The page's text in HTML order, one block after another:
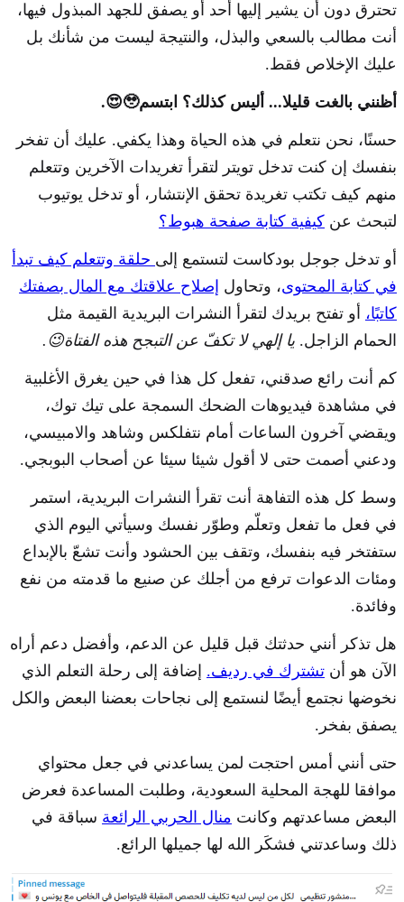
تحترق دون أن يشير إليها أحد أو يصفق للجهد المبذول فيها،
أنت مطالب بالسعي والبذل، والنتيجة ليست من شأنك بل
عليك الإخلاص فقط.
أظنني بالغت قليلا... أليس كذلك؟ ابتسم🥹😍.
حسنًا، نحن نتعلم في هذه الحياة وهذا يكفي. عليك أن تفخر
بنفسك إن كنت تدخل تويتر لتقرأ تغريدات الآخرين وتتعلم
منهم كيف تكتب تغريدة تحقق الإنتشار، أو تدخل يوتيوب
لتبحث عن كيفية كتابة صفحة هبوط؟
أو تدخل جوجل بودكاست لتستمع إلى حلقة وتتعلم كيف تبدأ
في كتابة المحتوى، وتحاول إصلاح علاقتك مع المال بصفتك
كاتبًا، أو تفتح بريدك لتقرأ النشرات البريدية القيمة مثل
الحمام الزاجل. يا إلهي لا تكفّ عن التبجح هذه الفتاة😉.
كم أنت رائع صدقني، تفعل كل هذا في حين يغرق الأغلبية
في مشاهدة فيديوهات الضحك السمجة على تيك توك،
ويقضي آخرون الساعات أمام نتفلكس وشاهد والامبيسي،
ودعني أصمت حتى لا أقول شيئا سيئا عن أصحاب البوبجي.
وسط كل هذه التفاهة أنت تقرأ النشرات البريدية، استمر
في فعل ما تفعل وتعلّم وطوّر نفسك وسيأتي اليوم الذي
ستفتخر فيه بنفسك، وتقف بين الحشود وأنت تشعّ بالإبداع
ومئات الدعوات ترفع من أجلك عن صنيع ما قدمته من نفع
وفائدة.
هل تذكر أنني حدثتك قبل قليل عن الدعم، وأفضل دعم أراه
الآن هو أن تشترك في رديف. إضافة إلى رحلة التعلم الذي
نخوضها نجتمع أيضًا لنستمع إلى نجاحات بعضنا البعض والكل
يصفق بفخر.
حتى أنني أمس احتجت لمن يساعدني في جعل محتواي
موافقا للهجة المحلية السعودية، وطلبت المساعدة فعرض
البعض مساعدتهم وكانت منال الحربي الرائعة سباقة في
ذلك وساعدتني فشكَر الله لها جميلها الرائع.